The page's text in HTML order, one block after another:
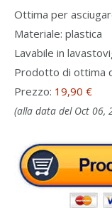
Ottima per
Materiale: plastica
Lavabile in
Prodotto di ottima
Prezzo: 19,90 €
(alla data del Oct 06,